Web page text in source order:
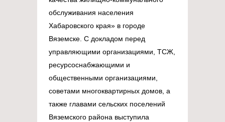
обслуживания населения
Хабаровского края» в городе
Вяземске. С докладом перед
управляющими организациями, ТСЖ,
ресурсоснабжающими и
общественными организациями,
советами многоквартирных домов, а
также главами сельских поселений
Вяземского района выступила